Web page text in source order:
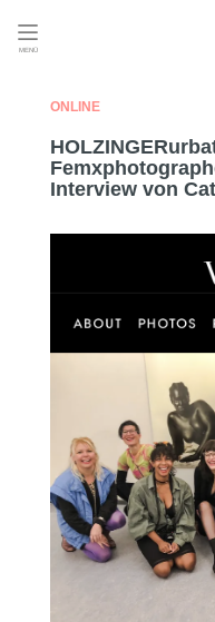
MENÜ
ONLINE
Interview von